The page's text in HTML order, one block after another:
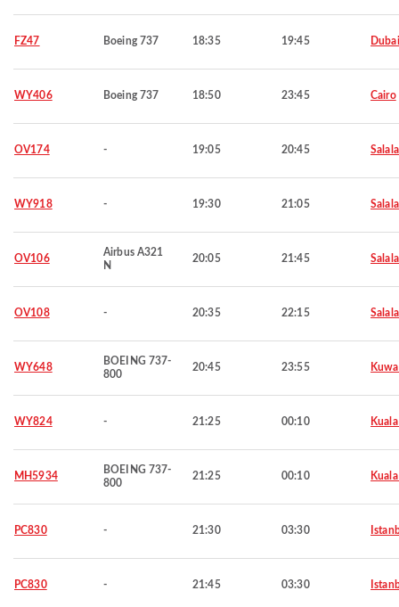
FZ47 Boeing 737 18:35 19:45 Dubai
WY406 Boeing 737 18:50 23:45 Cairo
OV174 - 19:05 20:45
WY918 - 19:30 21:05
OV106
Airbus A321
N
20:05 21:45
OV108 - 20:35 22:15
WY648
BOEING 737-
800
20:45 23:55
WY824 - 21:25 00:10
MH5934
BOEING 737-
800
21:25 00:10
PC830 - 21:30 03:30
PC830 - 21:45 03:30